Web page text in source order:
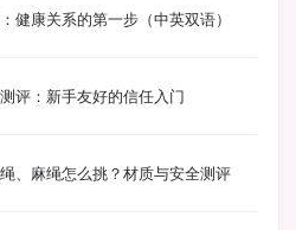
健康关系的第一步（中英双语）
评：新手友好的信任入门
、麻绳怎么挑？材质与安全测评